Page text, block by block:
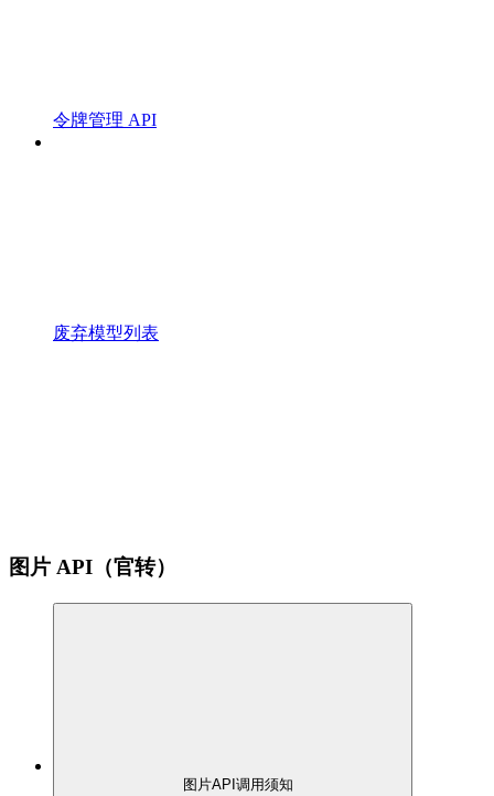
令牌管理 API
废弃模型列表
图片 API（官转）
图片API调用须知